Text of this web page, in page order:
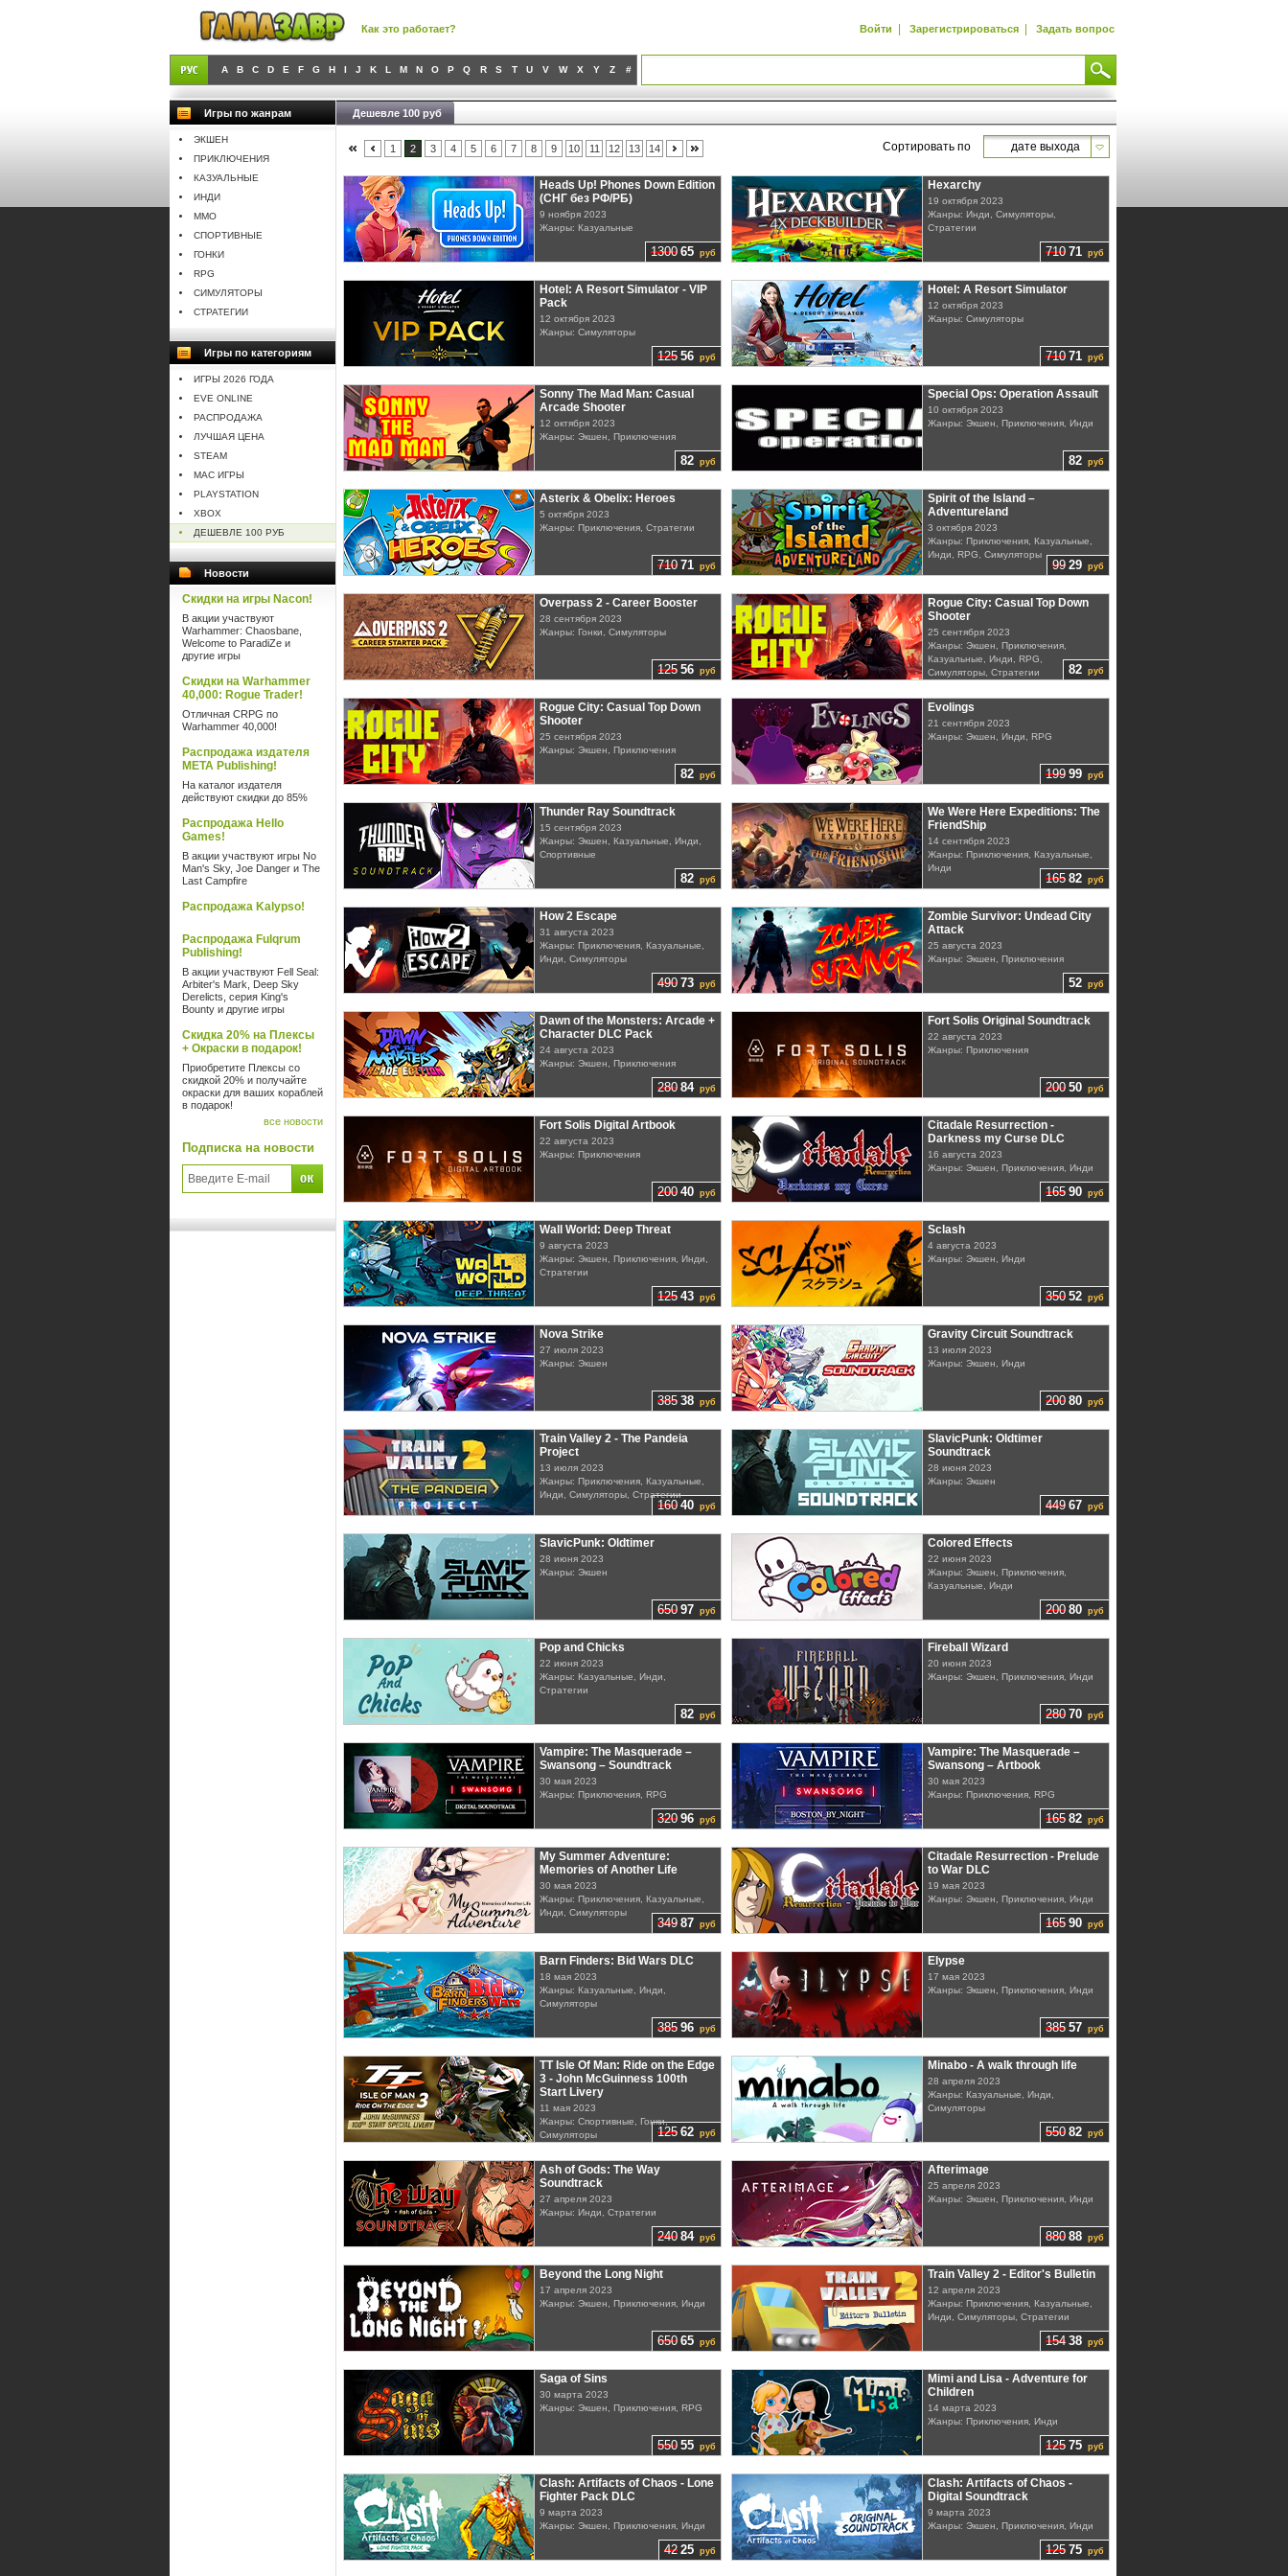
Как это работает? Войти | Зарегистрироваться | Задать вопрос
A B C D E F G H I J K L M N O P Q R S T U V W X Y Z #
Игры по жанрам
ЭКШЕН
ПРИКЛЮЧЕНИЯ
КАЗУАЛЬНЫЕ
ИНДИ
MMO
СПОРТИВНЫЕ
ГОНКИ
RPG
СИМУЛЯТОРЫ
СТРАТЕГИИ
Игры по категориям
ИГРЫ 2026 ГОДА
EVE ONLINE
РАСПРОДАЖА
ЛУЧШАЯ ЦЕНА
STEAM
MAC ИГРЫ
PLAYSTATION
XBOX
ДЕШЕВЛЕ 100 РУБ
Новости
Скидки на игры Nacon!
В акции участвуют
Warhammer: Chaosbane,
Welcome to ParadiZe и
другие игры
Скидки на Warhammer
40,000: Rogue Trader!
Отличная CRPG по
Warhammer 40,000!
Распродажа издателя
META Publishing!
На каталог издателя
действуют скидки до 85%
Распродажа Hello
Games!
В акции участвуют игры No
Man's Sky, Joe Danger и The
Last Campfire
Распродажа Kalypso!
Распродажа Fulqrum
Publishing!
В акции участвуют Fell Seal:
Arbiter's Mark, Deep Sky
Derelicts, серия King's
Bounty и другие игры
Скидка 20% на Плексы
+ Окраски в подарок!
Приобретите Плексы со
скидкой 20% и получайте
окраски для ваших кораблей
в подарок!
все новости
Подписка на новости
Дешевле 100 руб
1 2 3 4 5 6 7 8 9 10 11 12 13 14 Сортировать по дате выхода
1300 65 руб
Heads Up! Phones Down Edition
(СНГ без РФ/РБ)
9 ноября 2023
Жанры: Казуальные
710 71 руб
Hexarchy
19 октября 2023
Жанры: Инди, Симуляторы,
Стратегии
125 56 руб
Hotel: A Resort Simulator - VIP
Pack
12 октября 2023
Жанры: Симуляторы
710 71 руб
Hotel: A Resort Simulator
12 октября 2023
Жанры: Симуляторы
82 руб
Sonny The Mad Man: Casual
Arcade Shooter
12 октября 2023
Жанры: Экшен, Приключения
82 руб
Special Ops: Operation Assault
10 октября 2023
Жанры: Экшен, Приключения, Инди
710 71 руб
Asterix & Obelix: Heroes
5 октября 2023
Жанры: Приключения, Стратегии
99 29 руб
Spirit of the Island –
Adventureland
3 октября 2023
Жанры: Приключения, Казуальные,
Инди, RPG, Симуляторы
125 56 руб
Overpass 2 - Career Booster
28 сентября 2023
Жанры: Гонки, Симуляторы
82 руб
Rogue City: Casual Top Down
Shooter
25 сентября 2023
Жанры: Экшен, Приключения,
Казуальные, Инди, RPG,
Симуляторы, Стратегии
82 руб
Rogue City: Casual Top Down
Shooter
25 сентября 2023
Жанры: Экшен, Приключения
199 99 руб
Evolings
21 сентября 2023
Жанры: Экшен, Инди, RPG
82 руб
Thunder Ray Soundtrack
15 сентября 2023
Жанры: Экшен, Казуальные, Инди,
Спортивные
165 82 руб
We Were Here Expeditions: The
FriendShip
14 сентября 2023
Жанры: Приключения, Казуальные,
Инди
490 73 руб
How 2 Escape
31 августа 2023
Жанры: Приключения, Казуальные,
Инди, Симуляторы
52 руб
Zombie Survivor: Undead City
Attack
25 августа 2023
Жанры: Экшен, Приключения
280 84руб
Dawn of the Monsters: Arcade +
Character DLC Pack
24 августа 2023
Жанры: Экшен, Приключения
200 50 руб
Fort Solis Original Soundtrack
22 августа 2023
Жанры: Приключения
200 40 руб
Fort Solis Digital Artbook
22 августа 2023
Жанры: Приключения
165 90 руб
Citadale Resurrection -
Darkness my Curse DLC
16 августа 2023
Жанры: Экшен, Приключения, Инди
125 43 руб
Wall World: Deep Threat
9 августа 2023
Жанры: Экшен, Приключения, Инди,
Стратегии
350 52 руб
Sclash
4 августа 2023
Жанры: Экшен, Инди
385 38 руб
Nova Strike
27 июля 2023
Жанры: Экшен
200 80 руб
Gravity Circuit Soundtrack
13 июля 2023
Жанры: Экшен, Инди
160 40 руб
Train Valley 2 - The Pandeia
Project
13 июля 2023
Жанры: Приключения, Казуальные,
Инди, Симуляторы, Стратегии
449 67 руб
SlavicPunk: Oldtimer
Soundtrack
28 июня 2023
Жанры: Экшен
650 97 руб
SlavicPunk: Oldtimer
28 июня 2023
Жанры: Экшен
200 80 руб
Colored Effects
22 июня 2023
Жанры: Экшен, Приключения,
Казуальные, Инди
82 руб
Pop and Chicks
22 июня 2023
Жанры: Казуальные, Инди,
Стратегии
280 70 руб
Fireball Wizard
20 июня 2023
Жанры: Экшен, Приключения, Инди
320 96 руб
Vampire: The Masquerade –
Swansong – Soundtrack
30 мая 2023
Жанры: Приключения, RPG
165 82 руб
Vampire: The Masquerade –
Swansong – Artbook
30 мая 2023
Жанры: Приключения, RPG
349 87 руб
My Summer Adventure:
Memories of Another Life
30 мая 2023
Жанры: Приключения, Казуальные,
Инди, Симуляторы
165 90 руб
Citadale Resurrection - Prelude
to War DLC
19 мая 2023
Жанры: Экшен, Приключения, Инди
385 96 руб
Barn Finders: Bid Wars DLC
18 мая 2023
Жанры: Казуальные, Инди,
Симуляторы
385 57 руб
Elypse
17 мая 2023
Жанры: Экшен, Приключения, Инди
125 62 руб
TT Isle Of Man: Ride on the Edge
3 - John McGuinness 100th
Start Livery
11 мая 2023
Жанры: Спортивные, Гонки,
Симуляторы
550 82 руб
Minabo - A walk through life
28 апреля 2023
Жанры: Казуальные, Инди,
Симуляторы
240 84руб
Ash of Gods: The Way
Soundtrack
27 апреля 2023
Жанры: Инди, Стратегии
880 88 руб
Afterimage
25 апреля 2023
Жанры: Экшен, Приключения, Инди
650 65 руб
Beyond the Long Night
17 апреля 2023
Жанры: Экшен, Приключения, Инди
154 38 руб
Train Valley 2 - Editor's Bulletin
12 апреля 2023
Жанры: Приключения, Казуальные,
Инди, Симуляторы, Стратегии
550 55 руб
Saga of Sins
30 марта 2023
Жанры: Экшен, Приключения, RPG
125 75 руб
Mimi and Lisa - Adventure for
Children
14 марта 2023
Жанры: Приключения, Инди
42 25 руб
Clash: Artifacts of Chaos - Lone
Fighter Pack DLC
9 марта 2023
Жанры: Экшен, Приключения, Инди
125 75 руб
Clash: Artifacts of Chaos -
Digital Soundtrack
9 марта 2023
Жанры: Экшен, Приключения, Инди